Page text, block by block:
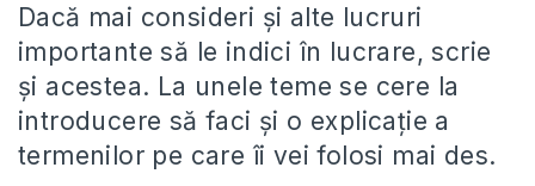
Dacă mai consideri și alte lucruri
importante să le indici în lucrare, scrie
și acestea. La unele teme se cere la
introducere să faci și o explicație a
termenilor pe care îi vei folosi mai des.